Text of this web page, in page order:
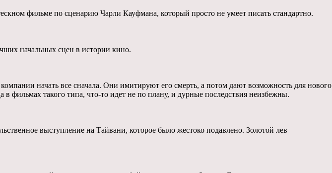
фильме по сценарию Чарли Кауфмана, который просто не умеет писать стандартно.
начальных сцен в истории кино.
начать все сначала. Они имитируют его смерть, а потом дают возможность для нового
фильмах такого типа, что-то идет не по плану, и дурные последствия неизбежны.
выступление на Тайвани, которое было жестоко подавлено. Золотой лев